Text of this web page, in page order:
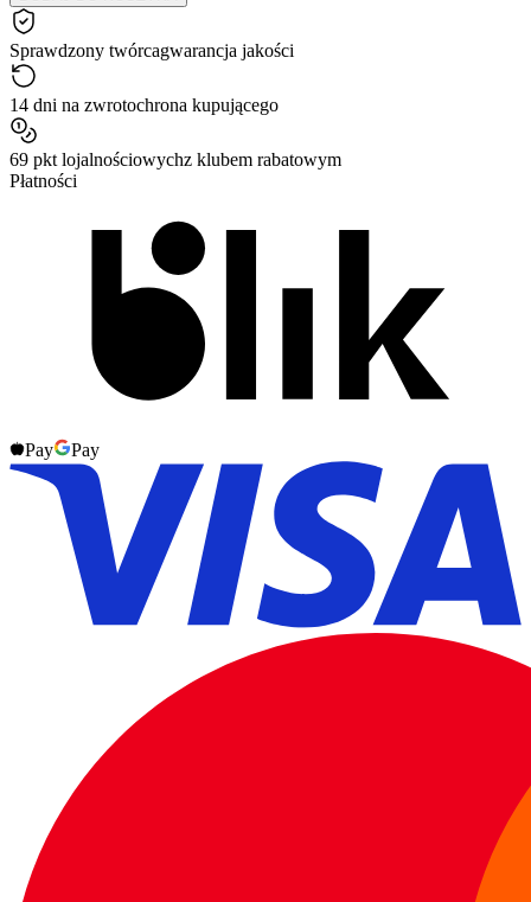
Sprawdzony twórcagwarancja jakości
14 dni na zwrotochrona kupującego
69 pkt lojalnościowychz klubem rabatowym
Płatności
Pay Pay